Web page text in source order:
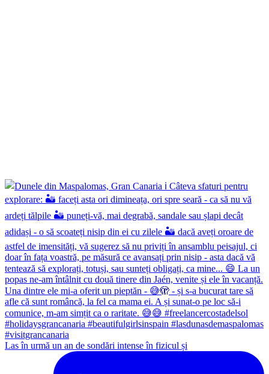
Las în urmă un an de sondări intense în fizicul și